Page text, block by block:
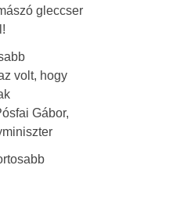
gleccser
volt, hogy
Gábor,